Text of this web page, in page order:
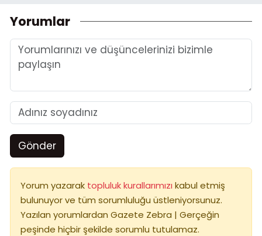
Yorumlar
Gönder
Yorum yazarak topluluk kurallarımızı kabul etmiş
bulunuyor ve tüm sorumluluğu üstleniyorsunuz.
Yazılan yorumlardan Gazete Zebra | Gerçeğin
peşinde hiçbir şekilde sorumlu tutulamaz.